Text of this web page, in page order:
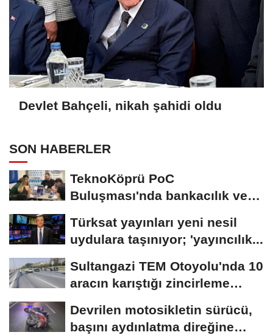
Devlet Bahçeli, nikah şahidi oldu
SON HABERLER
TeknoKöprü PoC
Buluşması'nda bankacılık ve
Türksat yayınları yeni nesil
uydulara taşınıyor; 'yayıncılık...
Sultangazi TEM Otoyolu'nda 10
aracın karıştığı zincirleme
Devrilen motosikletin sürücü,
başını aydınlatma direğine